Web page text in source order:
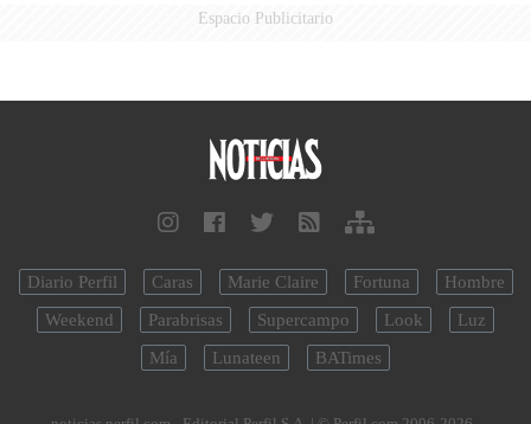
Espacio Publicitario
Diario Perfil Caras Marie Claire Fortuna
Hombre
Weekend
Parabrisas Supercampo Look
Luz
Mía
Lunateen BATimes